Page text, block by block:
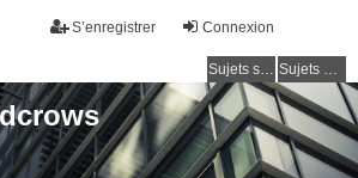
Connexion
S’enregistrer
Sujets sans réponse Sujets actifs